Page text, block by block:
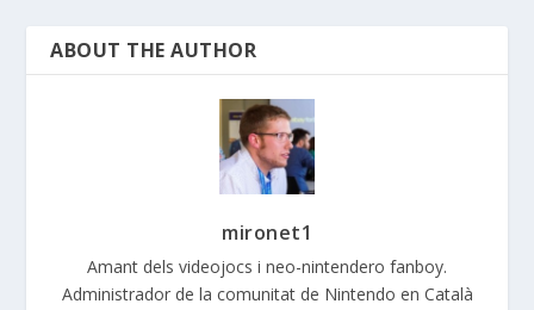
ABOUT THE AUTHOR
mironet1
Amant dels videojocs i neo-nintendero fanboy.
Administrador de la comunitat de Nintendo en Català